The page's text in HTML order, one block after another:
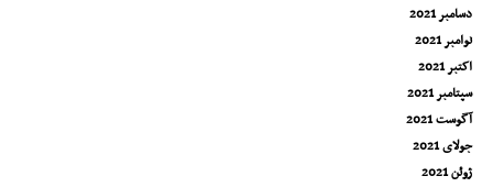
دسامبر 2021
نوامبر 2021
اکتبر 2021
سپتامبر 2021
آگوست 2021
جولای 2021
ژوئن 2021